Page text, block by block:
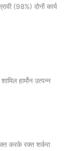
(98%) दोनों कार्य
हार्मोन उत्पन्न
करके रक्त शर्करा